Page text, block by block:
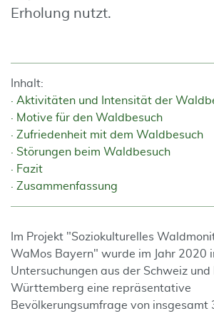
Erholung nutzt.
Inhalt:
Aktivitäten und Intensität der
Motive für den Waldbesuch
Zufriedenheit mit dem Waldbesuch
Störungen beim Waldbesuch
Fazit
Zusammenfassung
Im Projekt "Soziokulturelles
WaMos Bayern" wurde im Jahr 2020
Untersuchungen aus der Schweiz und
Württemberg eine repräsentative
Bevölkerungsumfrage von insgesamt